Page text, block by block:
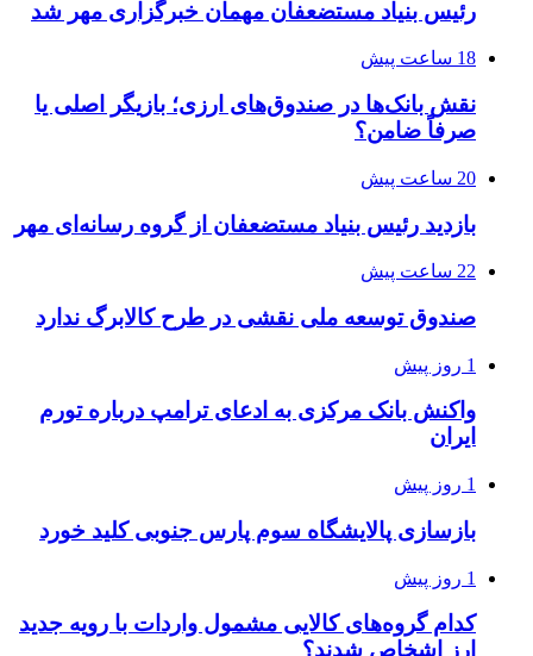
رئیس بنیاد مستضعفان مهمان خبرگزاری مهر شد
18 ساعت پیش
نقش بانک‌ها در صندوق‌های ارزی؛ بازیگر اصلی یا
صرفاً ضامن؟
20 ساعت پیش
بازدید رئیس بنیاد مستضعفان از گروه رسانه‌ای مهر
22 ساعت پیش
صندوق توسعه ملی نقشی در طرح کالابرگ ندارد
1 روز پیش
واکنش بانک مرکزی به ادعای ترامپ درباره تورم
ایران
1 روز پیش
بازسازی پالایشگاه سوم پارس جنوبی کلید خورد
1 روز پیش
کدام گروه‌های کالایی مشمول واردات با رویه جدید
ارز اشخاص شدند؟